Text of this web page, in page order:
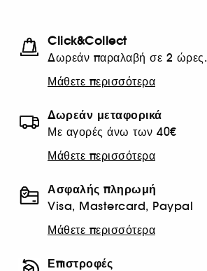
Click&Collect
Δωρεάν παραλαβή σε 2 ώρες.
Μάθετε περισσότερα
Δωρεάν μεταφορικά
Με αγορές άνω των 40€
Μάθετε περισσότερα
Ασφαλής πληρωμή
Visa, Mastercard, Paypal
Μάθετε περισσότερα
Επιστροφές